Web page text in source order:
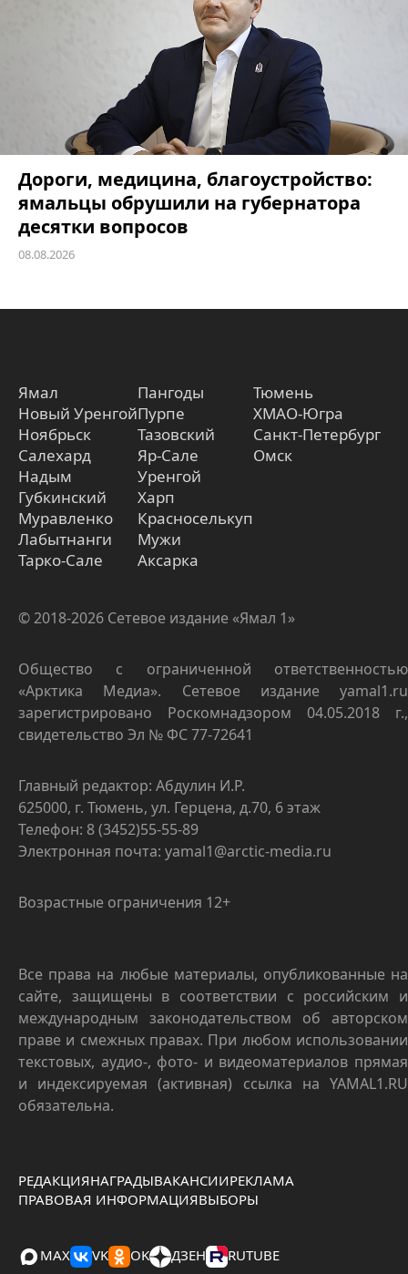
Дороги, медицина, благоустройство:
ямальцы обрушили на губернатора
десятки вопросов
08.08.2026
Ямал
Новый Уренгой
Ноябрьск
Салехард
Надым
Губкинский
Муравленко
Лабытнанги
Тарко-Сале
Пангоды
Пурпе
Тазовский
Яр-Сале
Уренгой
Харп
Красноселькуп
Мужи
Аксарка
Тюмень
ХМАО-Югра
Санкт-Петербург
Омск
© 2018-2026 Сетевое издание «Ямал 1»
Общество с ограниченной ответственностью
«Арктика Медиа». Сетевое издание yamal1.ru
зарегистрировано Роскомнадзором 04.05.2018 г.,
свидетельство Эл № ФС 77-72641
Главный редактор: Абдулин И.Р.
625000, г. Тюмень, ул. Герцена, д.70, 6 этаж
Телефон: 8 (3452)55-55-89
Электронная почта: yamal1@arctic-media.ru
Возрастные ограничения 12+
Все права на любые материалы, опубликованные на
сайте, защищены в соответствии с российским и
международным законодательством об авторском
праве и смежных правах. При любом использовании
текстовых, аудио-, фото- и видеоматериалов прямая
и индексируемая (активная) ссылка на YAMAL1.RU
обязательна.
РЕДАКЦИЯНАГРАДЫВАКАНСИИРЕКЛАМА
ПРАВОВАЯ ИНФОРМАЦИЯВЫБОРЫ
MAX VK OK ДЗЕН RUTUBE